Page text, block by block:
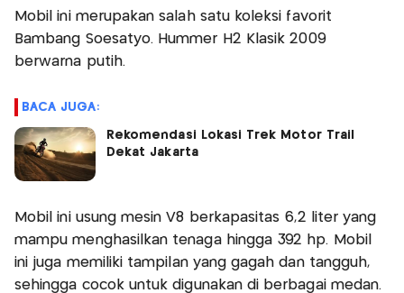
Mobil ini merupakan salah satu koleksi favorit
Bambang Soesatyo. Hummer H2 Klasik 2009
berwarna putih.
BACA JUGA:
Rekomendasi Lokasi Trek Motor Trail
Dekat Jakarta
Mobil ini usung mesin V8 berkapasitas 6,2 liter yang
mampu menghasilkan tenaga hingga 392 hp. Mobil
ini juga memiliki tampilan yang gagah dan tangguh,
sehingga cocok untuk digunakan di berbagai medan.